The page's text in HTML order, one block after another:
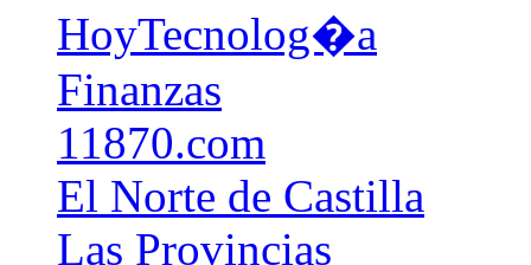
HoyTecnolog�a
Finanzas
11870.com
El Norte de Castilla
Las Provincias